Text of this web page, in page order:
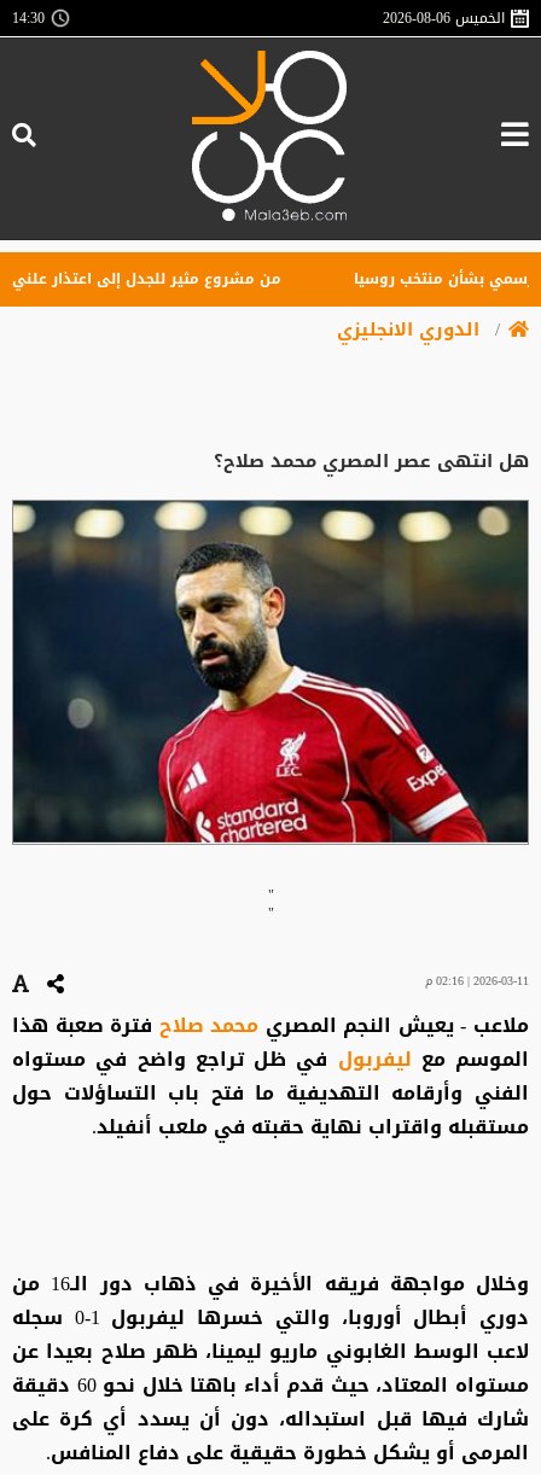
الخميس2026-08-06
14:30
بشأن منتخب روسيا من مشروع مثير للجدل إلى اعتذار علني.. ماذا
الدوري الانجليزي
هل انتهى عصر المصري محمد صلاح؟
"
"
2026-03-11 | 02:16 م
ملاعب - يعيش النجم المصري محمد صلاح فترة صعبة هذا
الموسم مع ليفربول في ظل تراجع واضح في مستواه
الفني وأرقامه التهديفية ما فتح باب التساؤلات حول
مستقبله واقتراب نهاية حقبته في ملعب أنفيلد.
وخلال مواجهة فريقه الأخيرة في ذهاب دور الـ16 من
دوري أبطال أوروبا، والتي خسرها ليفربول 1-0 سجله
لاعب الوسط الغابوني ماريو ليمينا، ظهر صلاح بعيدا عن
مستواه المعتاد، حيث قدم أداء باهتا خلال نحو 60 دقيقة
شارك فيها قبل استبداله، دون أن يسدد أي كرة على
المرمى أو يشكل خطورة حقيقية على دفاع المنافس.